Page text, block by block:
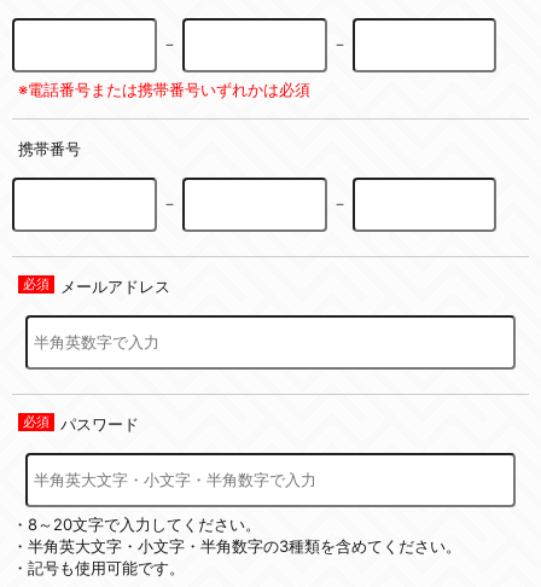
－ －
※電話番号または携帯番号いずれかは必須
携帯番号
－ －
メールアドレス
パスワード
・8～20文字で入力してください。
・半角英大文字・小文字・半角数字の3種類を含めてください。
・記号も使用可能です。